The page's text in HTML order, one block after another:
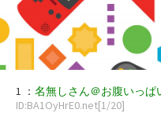
1 ： 名無しさん＠お腹いっぱ
ID:BA1OyHrE0.net[1/20]